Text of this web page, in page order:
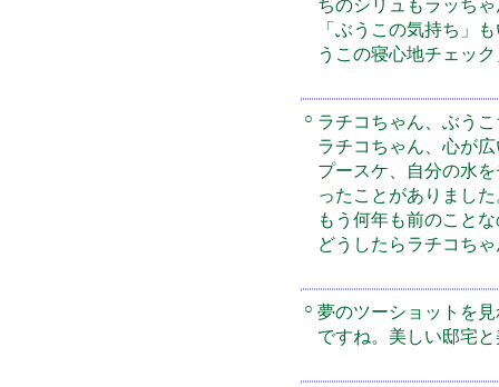
ちのシリュもラッち
「ぶうこの気持ち」
うこの寝心地チェッ
○ ラチコちゃん、ぶう
ラチコちゃん、心が
プースケ、自分の水
ったことがありまし
もう何年も前のこと
どうしたらラチコち
○ 夢のツーショットを
ですね。美しい邸宅